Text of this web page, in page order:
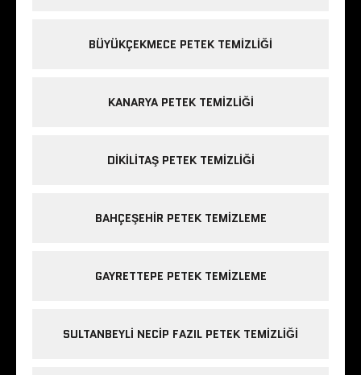
BÜYÜKÇEKMECE PETEK TEMIZLIĞI
KANARYA PETEK TEMIZLIĞI
DIKILITAŞ PETEK TEMIZLIĞI
BAHÇEŞEHIR PETEK TEMIZLEME
GAYRETTEPE PETEK TEMIZLEME
SULTANBEYLI NECIP FAZIL PETEK TEMIZLIĞI